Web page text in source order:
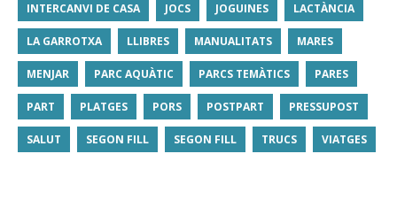
INTERCANVI DE CASA JOCS JOGUINES LACTÀNCIA
LA GARROTXA LLIBRES MANUALITATS MARES
MENJAR PARC AQUÀTIC PARCS TEMÀTICS PARES
PART PLATGES PORS POSTPART PRESSUPOST
SALUT SEGON FILL SEGON FILL TRUCS VIATGES